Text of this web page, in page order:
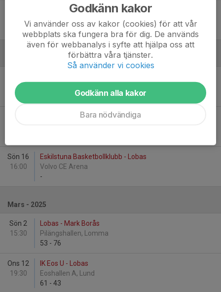
13:30
Lobas - Brahe Basket
Pilängshallen, Lomma
17:00
Södertälje Basketbollklubb - Lobas
Sön 16
16:00
Eskilstuna Basketbollklubb - Lobas
Volvo CE Arena
-
Mars - 2025
Sön 2
15:30
Lobas - Mark Borås
Pilängshallen, Lomma
53 - 76
Ons 12
19:30
IK Eos U - Lobas
Eoshallen A, Lund
61 - 43
Godkänn kakor
Vi använder oss av kakor (cookies) för att vår
webbplats ska fungera bra för dig. De används
även för webbanalys i syfte att hjälpa oss att
förbättra våra tjänster.
Så använder vi cookies
Godkänn alla kakor
Bara nödvändiga